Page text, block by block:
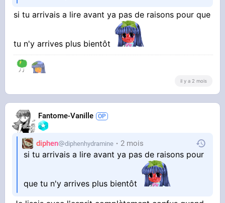
si tu arrivais a lire avant ya pas de raisons pour que
tu n'y arrives plus bientôt
il y a 2 mois
Fantome-Vanille
diphen diphenhydramine 2 mois
si tu arrivais a lire avant ya pas de raisons pour
que tu n'y arrives plus bientôt